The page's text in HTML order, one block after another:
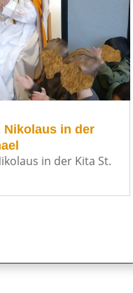
Nikolaus in der
in der Kita St.